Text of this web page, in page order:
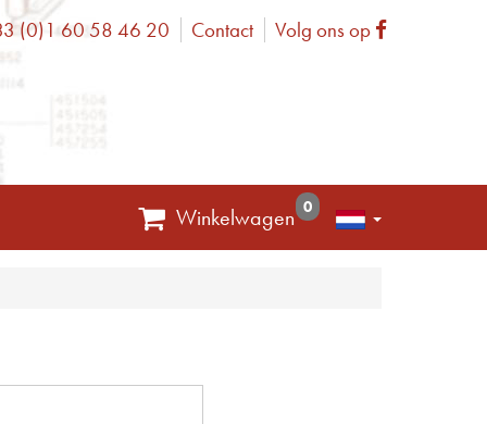
(0)1 60 58 46 20 Contact Volg ons op Facebook
Winkelwagen 0